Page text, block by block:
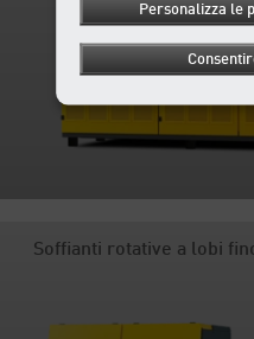
Soffianti rotative a lobi
Personalizza le